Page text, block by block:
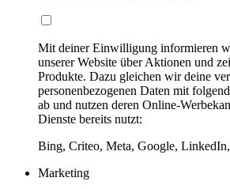
Mit deiner Einwilligung informieren
unserer Website über Aktionen und
Produkte. Dazu gleichen wir deine
personenbezogenen Daten mit
ab und nutzen deren Online-
Dienste bereits nutzt:
Bing, Criteo, Meta, Google,
Marketing